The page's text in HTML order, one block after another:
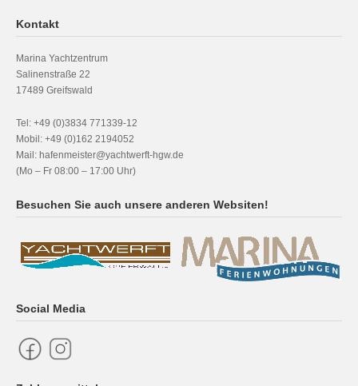
Kontakt
Marina Yachtzentrum
Salinenstraße 22
17489 Greifswald
Tel: +49 (0)3834 771339-12
Mobil: +49 (0)162 2194052
Mail: hafenmeister@yachtwerft-hgw.de
(Mo – Fr 08:00 – 17:00 Uhr)
Besuchen Sie auch unsere anderen Websiten!
Social Media